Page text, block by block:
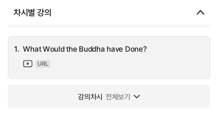
차시별 강의
1. What Would the Buddha have Done?
URL
강의차시 전체보기